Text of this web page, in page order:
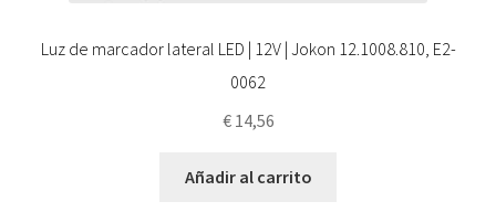
Luz de marcador lateral LED | 12V | Jokon 12.1008.810, E2-
0062
€14,56
Añadir al carrito